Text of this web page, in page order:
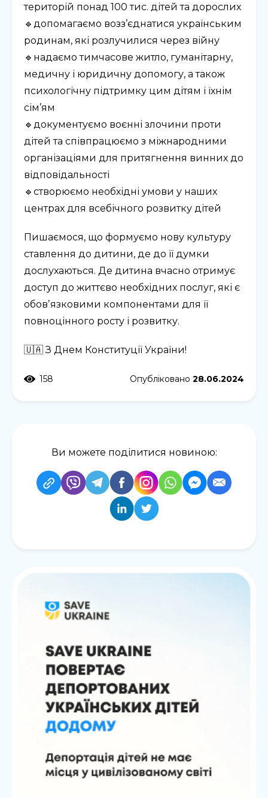
територій понад 100 тис. дітей та дорослих
🔹допомагаємо возз’єднатися українським
родинам, які розлучилися через війну
🔹надаємо тимчасове житло, гуманітарну,
медичну і юридичну допомогу, а також
психологічну підтримку цим дітям і їхнім
сім’ям
🔹документуємо воєнні злочини проти
дітей та співпрацюємо з міжнародними
організаціями для притягнення винних до
відповідальності
🔹створюємо необхідні умови у наших
центрах для всебічного розвитку дітей
Пишаємося, що формуємо нову культуру
ставлення до дитини, де до її думки
дослухаються. Де дитина вчасно отримує
доступ до життєво необхідних послуг, які є
обовʼязковими компонентами для її
повноцінного росту і розвитку.
🇺🇦 З Днем Конституції України!
158 Опубліковано 28.06.2024
Ви можете поділитися новиною: